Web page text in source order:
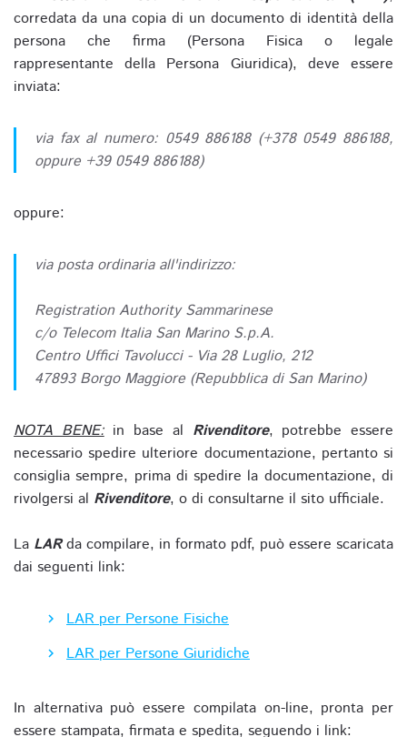
corredata da una copia di un documento di identità della
persona che firma (Persona Fisica o legale
rappresentante della Persona Giuridica), deve essere
inviata:
via fax al numero: 0549 886188 (+378 0549 886188,
oppure +39 0549 886188)
oppure:
via posta ordinaria all'indirizzo:
Registration Authority Sammarinese
c/o Telecom Italia San Marino S.p.A.
Centro Uffici Tavolucci - Via 28 Luglio, 212
47893 Borgo Maggiore (Repubblica di San Marino)
NOTA BENE:in base al Rivenditore, potrebbe essere
necessario spedire ulteriore documentazione, pertanto si
consiglia sempre, prima di spedire la documentazione, di
rivolgersi al Rivenditore, o di consultarne il sito ufficiale.
La LARda compilare, in formato pdf, può essere scaricata
dai seguenti link:
LAR per Persone Fisiche
LAR per Persone Giuridiche
In alternativa può essere compilata on-line, pronta per
essere stampata, firmata e spedita, seguendo i link: